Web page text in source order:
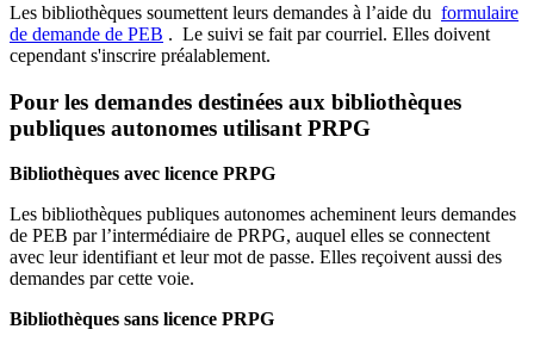
Les bibliothèques soumettent leurs demandes à l’aide du formulaire
de demande de PEB . Le suivi se fait par courriel. Elles doivent
cependant s'inscrire préalablement.
Pour les demandes destinées aux bibliothèques
publiques autonomes utilisant PRPG
Bibliothèques avec licence PRPG
Les bibliothèques publiques autonomes acheminent leurs demandes
de PEB par l’intermédiaire de PRPG, auquel elles se connectent
avec leur identifiant et leur mot de passe. Elles reçoivent aussi des
demandes par cette voie.
Bibliothèques sans licence PRPG